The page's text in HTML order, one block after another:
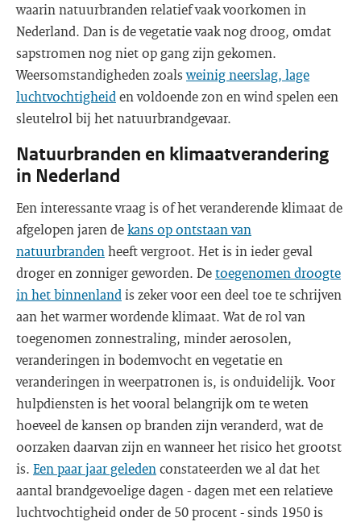
waarin natuurbranden relatief vaak voorkomen in
Nederland. Dan is de vegetatie vaak nog droog, omdat
sapstromen nog niet op gang zijn gekomen.
Weersomstandigheden zoalsweinig neerslag, lage
luchtvochtigheid en voldoende zon en wind spelen een
sleutelrol bij het natuurbrandgevaar.
Natuurbranden en klimaatverandering
in Nederland
Een interessante vraag is of het veranderende klimaat de
afgelopen jaren dekans op ontstaan van
natuurbranden heeft vergroot. Het is in ieder geval
droger en zonniger geworden. Detoegenomen droogte
in het binnenland is zeker voor een deel toe te schrijven
aan het warmer wordende klimaat. Wat de rol van
toegenomen zonnestraling, minder aerosolen,
veranderingen in bodemvocht en vegetatie en
veranderingen in weerpatronen is, is onduidelijk. Voor
hulpdiensten is het vooral belangrijk om te weten
hoeveel de kansen op branden zijn veranderd, wat de
oorzaken daarvan zijn en wanneer het risico het grootst
is. Een paar jaar geleden constateerden we al dat het
aantal brandgevoelige dagen - dagen met een relatieve
luchtvochtigheid onder de 50 procent - sinds 1950 is